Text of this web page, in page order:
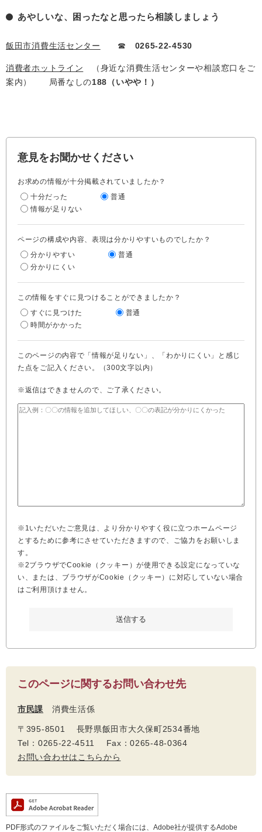
あやしいな、困ったなと思ったら相談しましょう
飯田市消費生活センター ☎ 0265-22-4530
消費者ホットライン （身近な消費生活センターや相談窓口をご
案内） 局番なしの188（いやや！）
意見をお聞かせください
お求めの情報が十分掲載されていましたか？
十分だった
普通
情報が足りない
ページの構成や内容、表現は分かりやすいものでしたか？
分かりやすい
普通
分かりにくい
この情報をすぐに見つけることができましたか？
すぐに見つけた
普通
時間がかかった
このページの内容で「情報が足りない」、「わかりにくい」と感じ
た点をご記入ください。（300文字以内）
※返信はできませんので、ご了承ください。
※1いただいたご意見は、より分かりやすく役に立つホームページ
とするために参考にさせていただきますので、ご協力をお願いしま
す。
※2ブラウザでCookie（クッキー）が使用できる設定になっていな
い、または、ブラウザがCookie（クッキー）に対応していない場合
はご利用頂けません。
このページに関するお問い合わせ先
市民課 消費生活係
〒395-8501 長野県飯田市大久保町2534番地
Tel：0265-22-4511 Fax：0265-48-0364
お問い合わせはこちらから
PDF形式のファイルをご覧いただく場合には、Adobe社が提供するAdobe